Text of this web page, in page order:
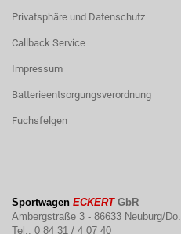
Privatsphäre und Datenschutz
Callback Service
Impressum
Batterieentsorgungsverordnung
Fuchsfelgen
Sportwagen ECKERTGbR
Ambergstraße 3 - 86633 Neuburg/Do.
Tel.: 0 84 31 / 4 07 40